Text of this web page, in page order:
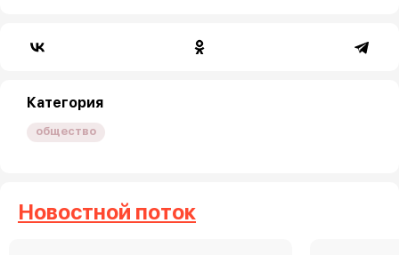
Категория
общество
Новостной поток